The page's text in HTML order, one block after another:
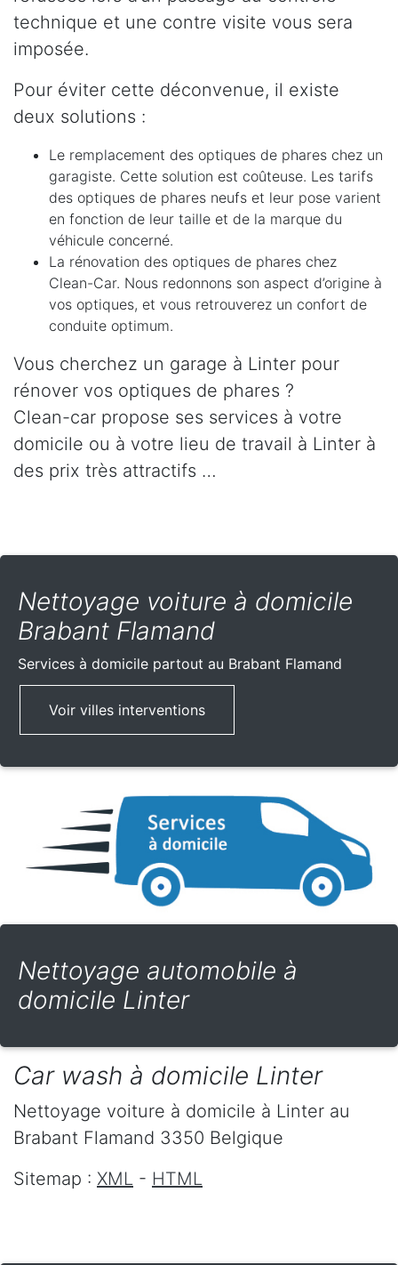
technique et une contre visite vous sera
imposée.
Pour éviter cette déconvenue, il existe
deux solutions :
Le remplacement des optiques de phares chez un
garagiste. Cette solution est coûteuse. Les tarifs
des optiques de phares neufs et leur pose varient
en fonction de leur taille et de la marque du
véhicule concerné.
La rénovation des optiques de phares chez
Clean-Car. Nous redonnons son aspect d’origine à
vos optiques, et vous retrouverez un confort de
conduite optimum.
Vous cherchez un garage à Linter pour
rénover vos optiques de phares ?
Clean-car propose ses services à votre
domicile ou à votre lieu de travail à Linter à
des prix très attractifs …
Nettoyage voiture à domicile
Brabant Flamand
Services à domicile partout au Brabant Flamand
Voir villes interventions
Nettoyage automobile à
domicile Linter
Car wash à domicile Linter
Nettoyage voiture à domicile à Linter au
Brabant Flamand 3350 Belgique
Sitemap : XML - HTML